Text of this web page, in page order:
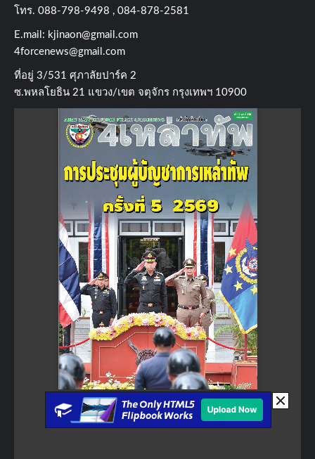
โทร​. 088-798-9498 , 084-878-2581
E.mail: kjinaon@gmail.com
4forcenews@gmail.com
ที่อยู่​ 3/531​ ศุภาลัยปาร์ค​ 2
ซ.พหลโยธิน​ 21​ แขวง/เขต​ จตุจักร​ กรุงเทพฯ 10900